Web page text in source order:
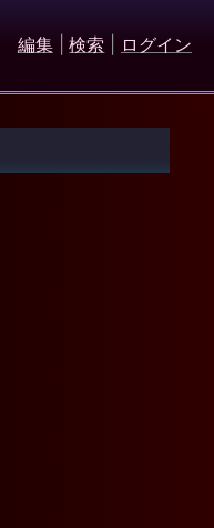
編集 検索 ログイン